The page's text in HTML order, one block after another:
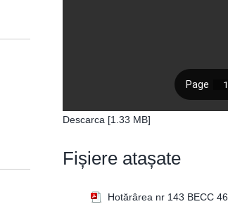
Descarca [1.33 MB]
Fișiere atașate
Hotărârea nr 143 BECC 46